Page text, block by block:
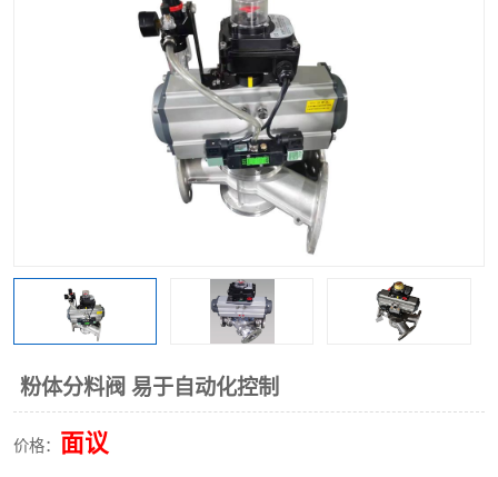
粉体分料阀 易于自动化控制
价格： 面议
不锈钢三通阀
翻板转向阀
Y型球阀
气动球阀
Y型分路阀
粉体分路阀
管道换向器 管路换向器